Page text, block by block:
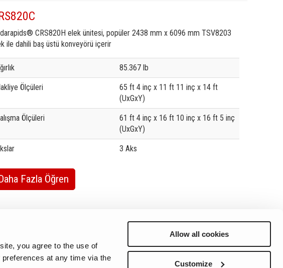
you agree to the use of
at any time via the
Allow all cookies
Customize
CRS820H elek ünitesi, popüler 2438 mm x 6096 mm TSV8203
ile dahili baş üstü konveyörü içerir
85.367 lb
Ölçüleri
65 ft 4 inç x 11 ft 11 inç x 14 ft
(UxGxY)
Ölçüleri
61 ft 4 inç x 16 ft 10 inç x 16 ft 5 inç
(UxGxY)
3 Aks
Fazla Öğren